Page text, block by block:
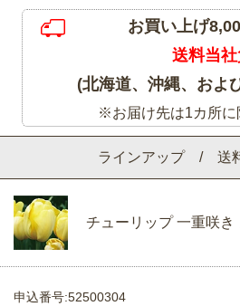
ラインアップ /
チューリップ 一重咲き
申込番号:52500304
お買い上げ
送料当
(北海道、沖縄、およ
※お届け先は1カ所に